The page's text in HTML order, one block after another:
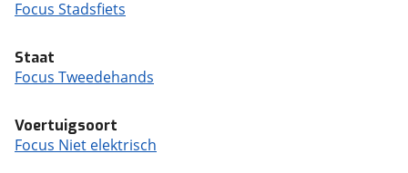
Focus Stadsfiets
Staat
Focus Tweedehands
Voertuigsoort
Focus Niet elektrisch